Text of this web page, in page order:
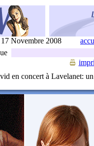
Novembre 2008
en concert à Lavelanet: